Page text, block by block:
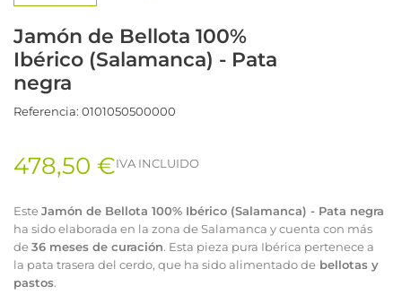
Jamón de Bellota 100%
Ibérico (Salamanca) - Pata
negra
Referencia: 0101050500000
478,50 €IVA INCLUIDO
EsteJamón de Bellota 100% Ibérico (Salamanca) - Pata negra
ha sido elaborada en la zona de Salamanca y cuenta con más
de36 meses de curación. Esta pieza pura Ibérica pertenece a
la pata trasera del cerdo, que ha sido alimentado de bellotas y
pastos.